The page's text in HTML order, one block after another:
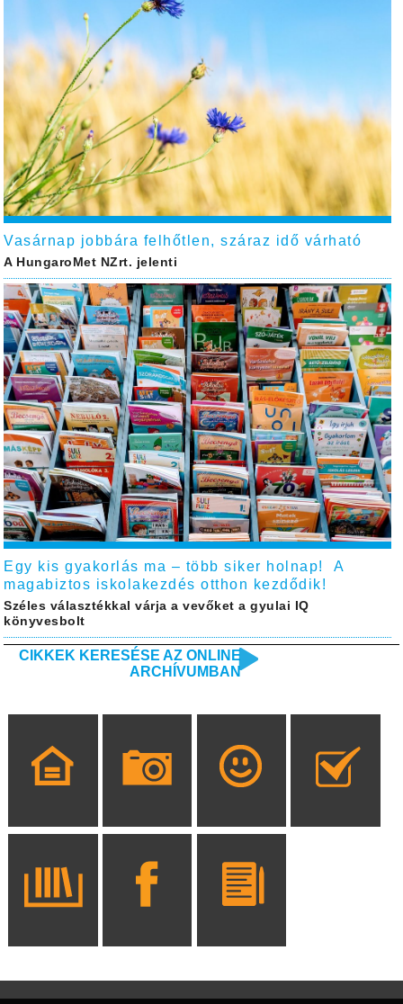
Vasárnap jobbára felhőtlen, száraz idő várható
A HungaroMet NZrt. jelenti
Egy kis gyakorlás ma – több siker holnap! A
magabiztos iskolakezdés otthon kezdődik!
Széles választékkal várja a vevőket a gyulai IQ
könyvesbolt
CIKKEK KERESÉSE AZ ONLINE
ARCHÍVUMBAN